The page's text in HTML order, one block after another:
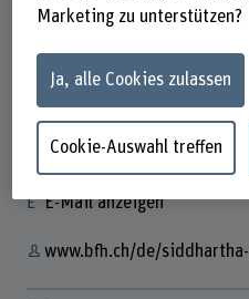
Wissenschaftlicher Mitarbeiter
Kontakt
E-Mail anzeigen
www.bfh.ch/de/
Marketing zu unterstützen?
Ja, alle Cookies zulassen
Cookie-Auswahl treffen